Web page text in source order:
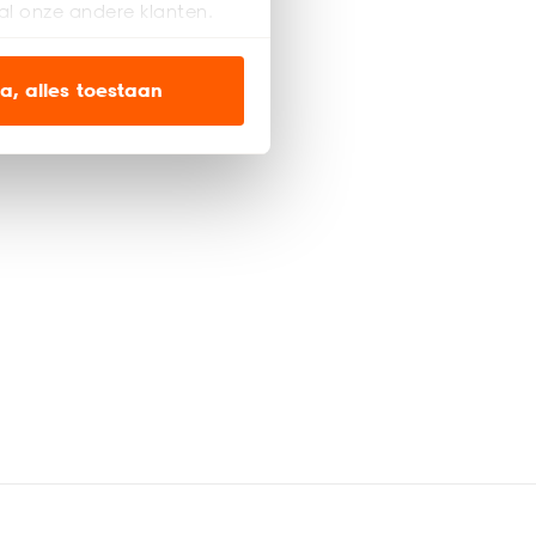
onze andere klanten.
om alleen de
wel of niet te
alles toestaan